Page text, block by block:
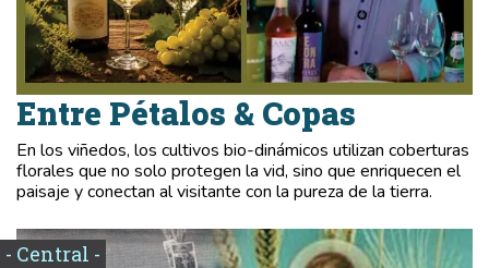
Entre Pétalos & Copas
En los viñedos, los cultivos bio-dinámicos utilizan coberturas
florales que no solo protegen la vid, sino que enriquecen el
paisaje y conectan al visitante con la pureza de la tierra.
- Central -